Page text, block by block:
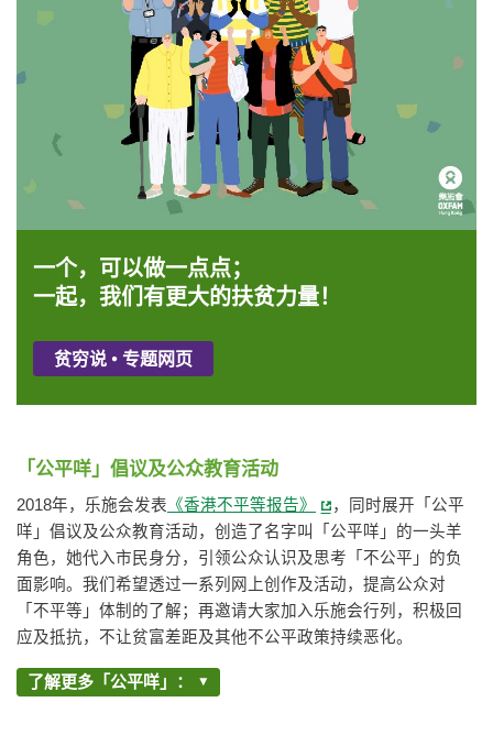
一个，可以做一点点；
一起，我们有更大的扶贫力量！
贫穷说 • 专题网页
「 公平咩」倡议及公众教育活动
2018年，乐施会发表 《香港不平等报告》
，同时展开「公平
咩」倡议及公众教育活动，创造了名字叫「公平咩」的一头羊
角色，她代入市民身分，引领公众认识及思考「不公平」的负
面影响。我们希望透过一系列网上创作及活动，提高公众对
「不平等」体制的了解；再邀请大家加入乐施会行列，积极回
应及抵抗，不让贫富差距及其他不公平政策持续恶化。
了解更多「公平咩」：